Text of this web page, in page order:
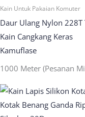
Kain Untuk Pakaian Komuter
Daur Ulang Nylon 228T
Kain Cangkang Keras
Kamuflase
1000 Meter (Pesanan